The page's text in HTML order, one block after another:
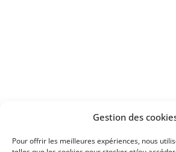
Gestion des
Pour offrir les meilleures expériences, nous
Découvrez